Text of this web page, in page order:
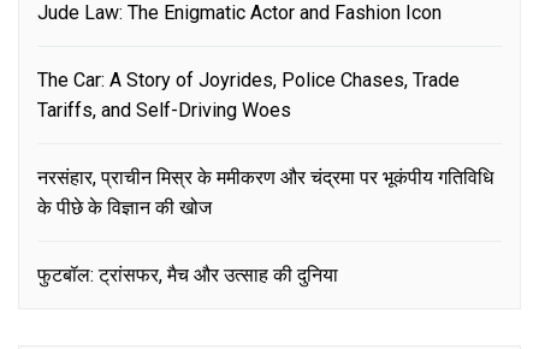
Jude Law: The Enigmatic Actor and Fashion Icon
The Car: A Story of Joyrides, Police Chases, Trade
Tariffs, and Self-Driving Woes
नरसंहार, प्राचीन मिस्र के ममीकरण और चंद्रमा पर भूकंपीय गतिविधि
के पीछे के विज्ञान की खोज
फुटबॉल: ट्रांसफर, मैच और उत्साह की दुनिया